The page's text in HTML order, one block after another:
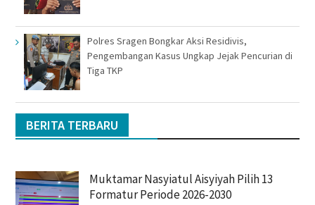
Polres Sragen Bongkar Aksi Residivis,
Pengembangan Kasus Ungkap Jejak Pencurian di
Tiga TKP
BERITA TERBARU
Muktamar Nasyiatul Aisyiyah Pilih 13
Formatur Periode 2026-2030